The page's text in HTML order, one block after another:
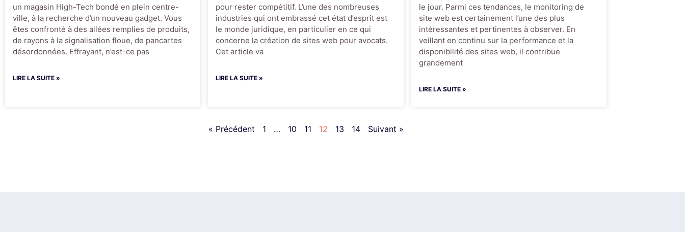
un magasin High-Tech bondé en plein centre-
ville, à la recherche d’un nouveau gadget. Vous
êtes confronté à des allées remplies de produits,
de rayons à la signalisation floue, de pancartes
désordonnées. Effrayant, n’est-ce pas
LIRE LA SUITE »
pour rester compétitif. L’une des nombreuses
industries qui ont embrassé cet état d’esprit est
le monde juridique, en particulier en ce qui
concerne la création de sites web pour avocats.
Cet article va
LIRE LA SUITE »
le jour. Parmi ces tendances, le monitoring de
site web est certainement l’une des plus
intéressantes et pertinentes à observer. En
veillant en continu sur la performance et la
disponibilité des sites web, il contribue
grandement
LIRE LA SUITE »
« Précédent 1 … 10 11 12 13 14 Suivant »